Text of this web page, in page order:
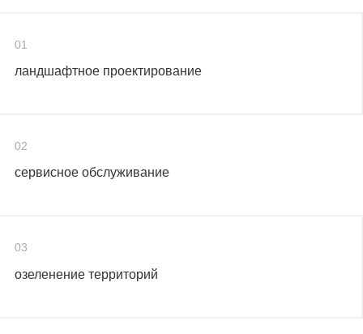
01
ландшафтное проектирование
02
сервисное обслуживание
03
озеленение территорий